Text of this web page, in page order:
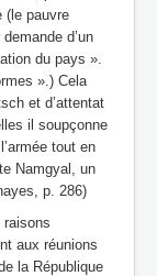
(le pauvre
d’un
du pays ».
».) Cela
et d’attentat
il soupçonne
tout en
Namgyal, un
p. 286)
raisons
aux réunions
la République